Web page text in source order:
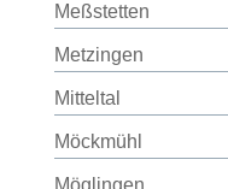
Meßstetten
Metzingen
Mitteltal
Möckmühl
Möglingen